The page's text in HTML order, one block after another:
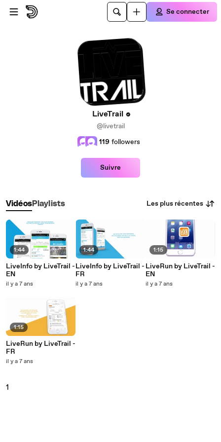
Passer au contenu principal
Se connecter
LiveTrail
@livetrail
119 followers
Suivre
VidéosPlaylists Les plus récentes
1:44
LiveInfo by LiveTrail -
EN
il y a 7 ans
1:15
LiveRun by LiveTrail -
FR
il y a 7 ans
1:44
LiveInfo by LiveTrail -
FR
il y a 7 ans
1:15
LiveRun by LiveTrail -
EN
il y a 7 ans
1